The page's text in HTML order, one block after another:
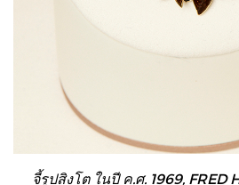
จี้รูปสิงโต ในปี ค.ศ. 1969,